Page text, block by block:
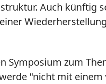
Auch künftig
Symposium zum
"nicht mit